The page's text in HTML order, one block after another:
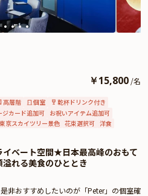
ッセージカードなどをお付けすることが
に、花束やギフトは食後にご予約主様に
演出にお役立てください。
￥15,800 /名
高層階 個室
乾杯ドリンク付き
ジカード追加可 お祝いアイテム追加可
東京スカイツリー景色 花束選択可 洋食
ベート空間★日本最高峰のおもて
れる美食のひととき
非おすすめしたいのが「Peter」の個室確